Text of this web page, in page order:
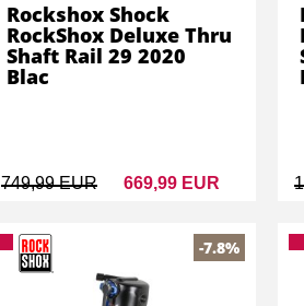
749,99 EUR 669,99 EUR
Rockshox Shock
RockShox Deluxe Thru
Shaft Rail 29 2020
Blac
-7.8%